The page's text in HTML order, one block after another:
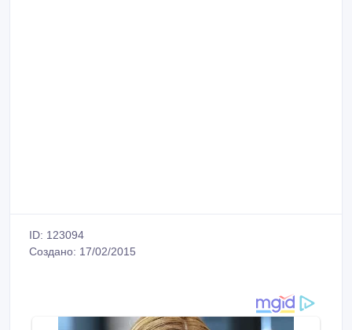
ID: 123094
Создано: 17/02/2015